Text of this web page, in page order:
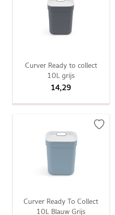
Curver Ready to collect
10L grijs
14,29
Curver Ready To Collect
10L Blauw Grijs